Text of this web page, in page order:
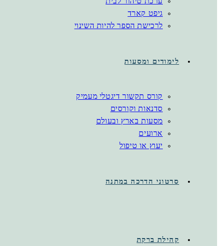
גיפט קארד
לרכישת הספר להיות השינוי
לימודים ומסעות
קורס תקשור דיגטלי מעמיק
סדנאות וקורסים
מסעות בארץ ובעולם
ארועים
יעוץ או טיפול
סרטוני הדרכה במתנה
קהילת ברקת